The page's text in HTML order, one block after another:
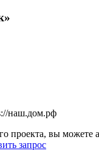
наш.дом.рф
проекта, вы
запрос